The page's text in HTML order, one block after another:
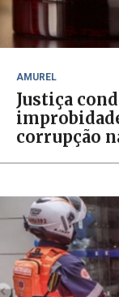
AMUREL
Justiça
corrupção